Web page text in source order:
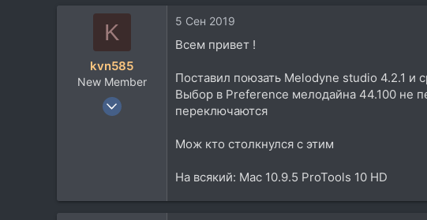
33.736
Москва
к
и
:
K
kvn585
New Member
6 Окт 2009
5 Сен 2019
Всем привет !
Поставил поюзать Melodyne studio 4.2.1 и
Выбор в Preference мелодайна 44.100 не
переключаются
Мож кто столкнулся с этим
На всякий: Mac 10.9.5 ProTools 10 HD